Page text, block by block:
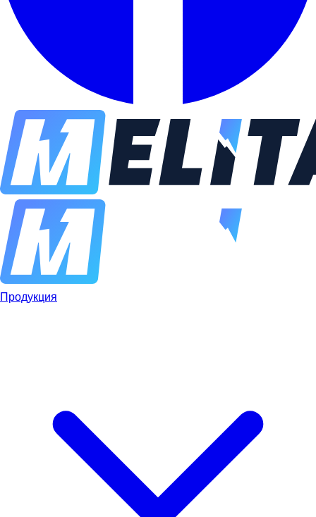
Продукция